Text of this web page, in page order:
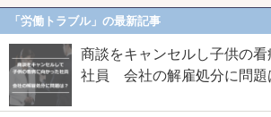
「労働トラブル」の最新記事
商談をキャンセルし子供の
社員 会社の解雇処分に問題